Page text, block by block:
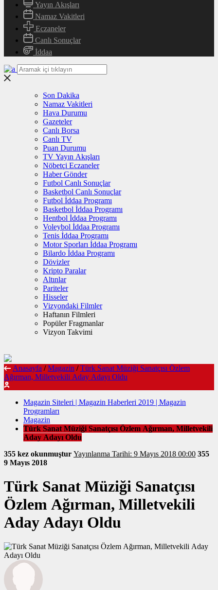
Yayın Akışları
Namaz Vakitleri
Eczaneler
Canlı Sonuçlar
İddaa
Son Dakika
Namaz Vakitleri
Hava Durumu
Gazeteler
Canlı Borsa
Canlı TV
Puan Durumu
TV Yayın Akışları
Nöbetçi Eczaneler
Haber Gönder
Futbol Canlı Sonuçlar
Basketbol Canlı Sonuçlar
Futbol İddaa Programı
Basketbol İddaa Programı
Hentbol İddaa Programı
Voleybol İddaa Programı
Tenis İddaa Programı
Motor Sporları İddaa Programı
Bilardo İddaa Programı
Dövizler
Kripto Paralar
Altınlar
Pariteler
Hisseler
Vizyondaki Filmler
Haftanın Filmleri
Popüler Fragmanlar
Vizyon Takvimi
Anasayfa / Magazin / Türk Sanat Müziği Sanatçısı Özlem
Ağırman, Milletvekili Aday Adayı Oldu
Magazin Siteleri | Magazin Haberleri 2019 | Magazin
Programları
Magazin
Türk Sanat Müziği Sanatçısı Özlem Ağırman, Milletvekili
Aday Adayı Oldu
355 kez okunmuştur
Yayınlanma Tarihi: 9 Mayıs 2018 00:00 355
9 Mayıs 2018
Türk Sanat Müziği Sanatçısı
Özlem Ağırman, Milletvekili
Aday Adayı Oldu